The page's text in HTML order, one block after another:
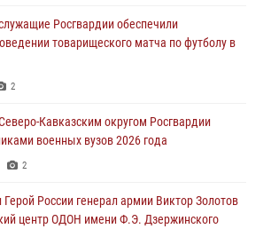
Дню физкультурника
Росгвардии по Республике Калмыкия
оказали помощь медикам и девушке с
1
Росгвардии обеспечили
товарищеского матча по футболу в
2
Кавказским округом Росгвардии
военных вузов 2026 года
2
России генерал армии Виктор Золотов
центр ОДОН имени Ф.Э. Дзержинского